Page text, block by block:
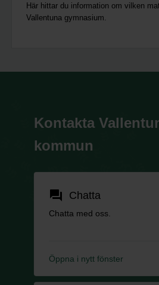
Här hittar du information om vilken
Vallentuna gymnasium.
Kontakta
kommun
forum Chatta
Chatta med oss.
Öppna i nytt fönster